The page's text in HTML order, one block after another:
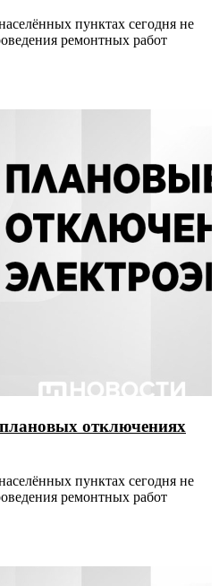
пунктах сегодня не
ремонтных работ
отключениях
пунктах сегодня не
ремонтных работ